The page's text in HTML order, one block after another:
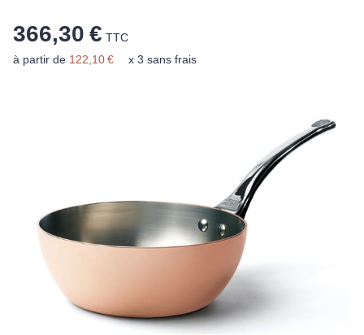
366,30 € TTC
à partir de 122,10 € x 3 sans frais